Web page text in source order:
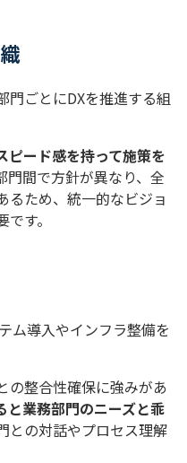
門ごとにDXを推進する組
ピード感を持って施策を
門間で方針が異なり、全
るため、統一的なビジョ
す。
ム導入やインフラ整備を
の整合性確保に強みがあ
と業務部門のニーズと乖
との対話やプロセス理解